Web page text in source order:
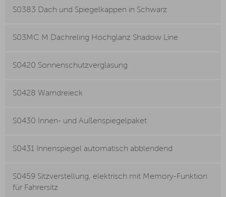
S0383 Dach und Spiegelkappen in Schwarz
S03MC M Dachreling Hochglanz Shadow Line
S0420 Sonnenschutzverglasung
S0428 Warndreieck
S0430 Innen- und Außenspiegelpaket
S0431 Innenspiegel automatisch abblendend
S0459 Sitzverstellung, elektrisch mit Memory-Funktion
für Fahrersitz